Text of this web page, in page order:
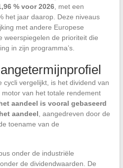
% voor 2026, met een
het jaar daarop. Deze niveaus
met andere Europese
weerspiegelen de prioriteit die
in zijn programma’s.
cycli vergelijkt, is het dividend van
van het totale rendement
aandeel is vooral gebaseerd
aandeel , aangedreven door de
toename van de
onder de industriële
de dividendwaarden. De